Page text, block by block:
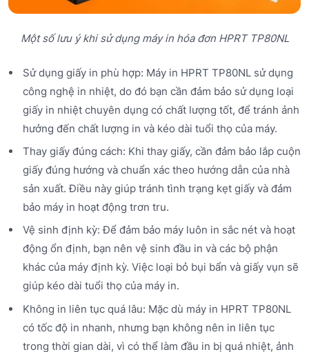
Một số lưu ý khi sử dụng máy in hóa đơn HPRT TP80NL
Sử dụng giấy in phù hợp: Máy in HPRT TP80NL sử dụng
công nghệ in nhiệt, do đó bạn cần đảm bảo sử dụng loại
giấy in nhiệt chuyên dụng có chất lượng tốt, để tránh ảnh
hưởng đến chất lượng in và kéo dài tuổi thọ của máy.
Thay giấy đúng cách: Khi thay giấy, cần đảm bảo lắp cuộn
giấy đúng hướng và chuẩn xác theo hướng dẫn của nhà
sản xuất. Điều này giúp tránh tình trạng kẹt giấy và đảm
bảo máy in hoạt động trơn tru.
Vệ sinh định kỳ: Để đảm bảo máy luôn in sắc nét và hoạt
động ổn định, bạn nên vệ sinh đầu in và các bộ phận
khác của máy định kỳ. Việc loại bỏ bụi bẩn và giấy vụn sẽ
giúp kéo dài tuổi thọ của máy in.
Không in liên tục quá lâu: Mặc dù máy in HPRT TP80NL
có tốc độ in nhanh, nhưng bạn không nên in liên tục
trong thời gian dài, vì có thể làm đầu in bị quá nhiệt, ảnh